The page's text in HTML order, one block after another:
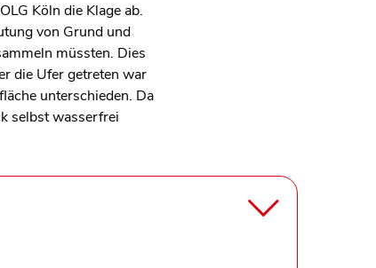
Köln die Klage ab.
von Grund und
müssten. Dies
die Ufer getreten war
unterschieden. Da
selbst wasserfrei